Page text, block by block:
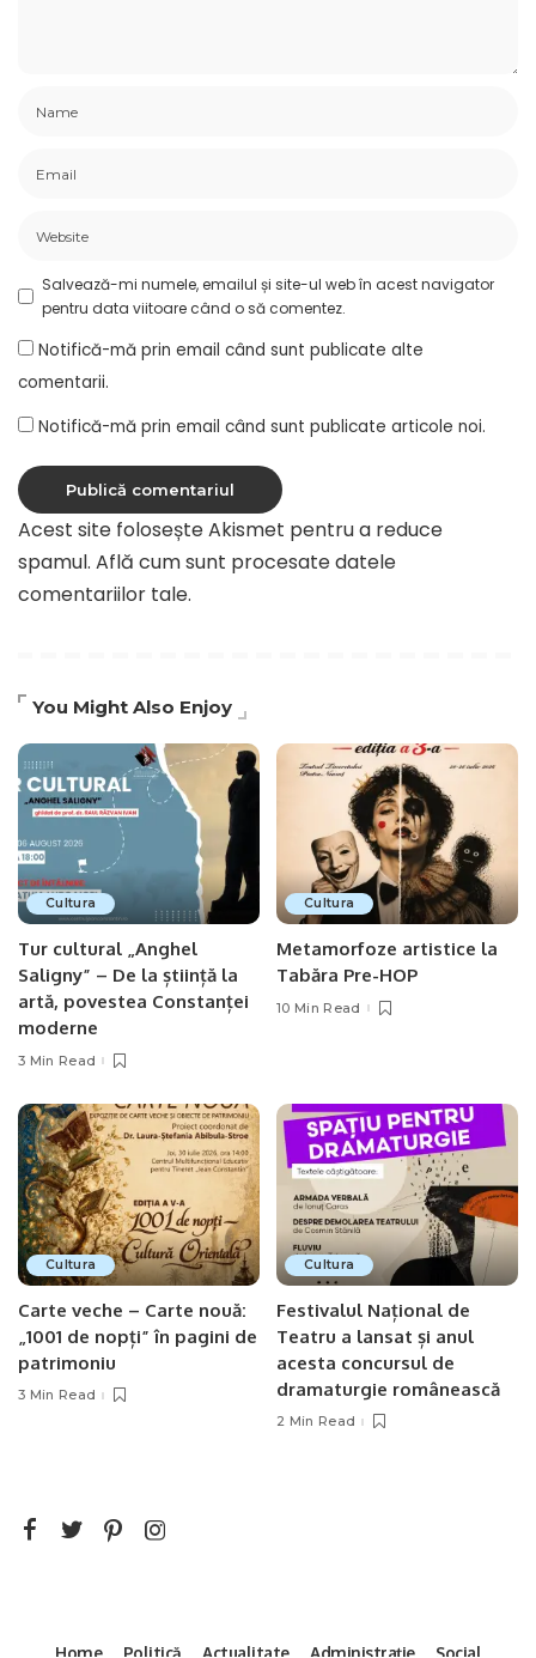
Salvează-mi numele, emailul și site-ul web în acest navigator
pentru data viitoare când o să comentez.
Notifică-mă prin email când sunt publicate alte
comentarii.
Notifică-mă prin email când sunt publicate articole noi.
Acest site folosește Akismet pentru a reduce
spamul. Află cum sunt procesate datele
comentariilor tale.
You Might Also Enjoy
Cultura
Tur cultural „Anghel
Saligny” – De la știință la
artă, povestea Constanței
moderne
3 Min Read
Cultura
Metamorfoze artistice la
Tabăra Pre-HOP
10 Min Read
Cultura
Carte veche – Carte nouă:
„1001 de nopți” în pagini de
patrimoniu
3 Min Read
Cultura
Festivalul Național de
Teatru a lansat și anul
acesta concursul de
dramaturgie românească
2 Min Read
Home Politică Actualitate Administrație Social